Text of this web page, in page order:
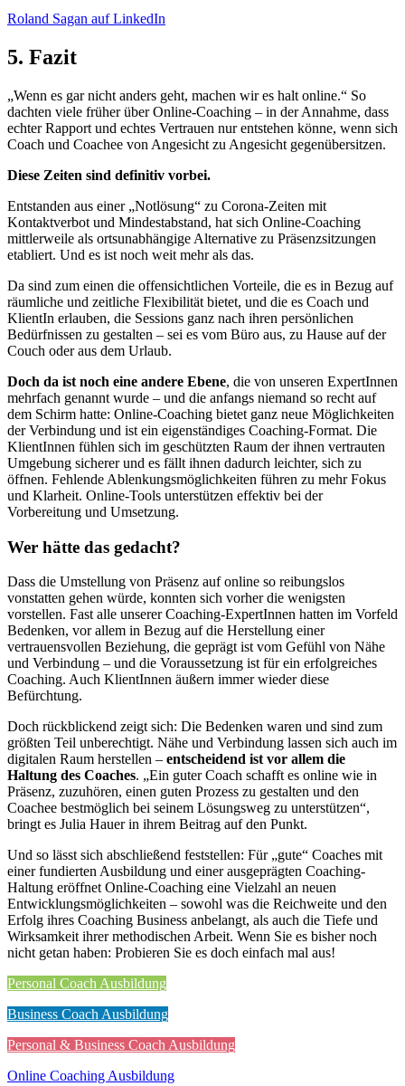
Roland Sagan auf LinkedIn
5. Fazit
„Wenn es gar nicht anders geht, machen wir es halt online.“ So
dachten viele früher über Online-Coaching – in der Annahme, dass
echter Rapport und echtes Vertrauen nur entstehen könne, wenn sich
Coach und Coachee von Angesicht zu Angesicht gegenübersitzen.
Diese Zeiten sind definitiv vorbei.
Entstanden aus einer „Notlösung“ zu Corona-Zeiten mit
Kontaktverbot und Mindestabstand, hat sich Online-Coaching
mittlerweile als ortsunabhängige Alternative zu Präsenzsitzungen
etabliert. Und es ist noch weit mehr als das.
Da sind zum einen die offensichtlichen Vorteile, die es in Bezug auf
räumliche und zeitliche Flexibilität bietet, und die es Coach und
KlientIn erlauben, die Sessions ganz nach ihren persönlichen
Bedürfnissen zu gestalten – sei es vom Büro aus, zu Hause auf der
Couch oder aus dem Urlaub.
Doch da ist noch eine andere Ebene, die von unseren ExpertInnen
mehrfach genannt wurde – und die anfangs niemand so recht auf
dem Schirm hatte: Online-Coaching bietet ganz neue Möglichkeiten
der Verbindung und ist ein eigenständiges Coaching-Format. Die
KlientInnen fühlen sich im geschützten Raum der ihnen vertrauten
Umgebung sicherer und es fällt ihnen dadurch leichter, sich zu
öffnen. Fehlende Ablenkungsmöglichkeiten führen zu mehr Fokus
und Klarheit. Online-Tools unterstützen effektiv bei der
Vorbereitung und Umsetzung.
Wer hätte das gedacht?
Dass die Umstellung von Präsenz auf online so reibungslos
vonstatten gehen würde, konnten sich vorher die wenigsten
vorstellen. Fast alle unserer Coaching-ExpertInnen hatten im Vorfeld
Bedenken, vor allem in Bezug auf die Herstellung einer
vertrauensvollen Beziehung, die geprägt ist vom Gefühl von Nähe
und Verbindung – und die Voraussetzung ist für ein erfolgreiches
Coaching. Auch KlientInnen äußern immer wieder diese
Befürchtung.
Doch rückblickend zeigt sich: Die Bedenken waren und sind zum
größten Teil unberechtigt. Nähe und Verbindung lassen sich auch im
digitalen Raum herstellen – entscheidend ist vor allem die
Haltung des Coaches. „Ein guter Coach schafft es online wie in
Präsenz, zuzuhören, einen guten Prozess zu gestalten und den
Coachee bestmöglich bei seinem Lösungsweg zu unterstützen“,
bringt es Julia Hauer in ihrem Beitrag auf den Punkt.
Und so lässt sich abschließend feststellen: Für „gute“ Coaches mit
einer fundierten Ausbildung und einer ausgeprägten Coaching-
Haltung eröffnet Online-Coaching eine Vielzahl an neuen
Entwicklungsmöglichkeiten – sowohl was die Reichweite und den
Erfolg ihres Coaching Business anbelangt, als auch die Tiefe und
Wirksamkeit ihrer methodischen Arbeit. Wenn Sie es bisher noch
nicht getan haben: Probieren Sie es doch einfach mal aus!
Personal Coach Ausbildung
Business Coach Ausbildung
Personal & Business Coach Ausbildung
Online Coaching Ausbildung